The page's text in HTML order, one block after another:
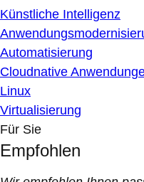
Künstliche Intelligenz
Automatisierung
Cloudnative
Linux
Virtualisierung
Für Sie
Empfohlen